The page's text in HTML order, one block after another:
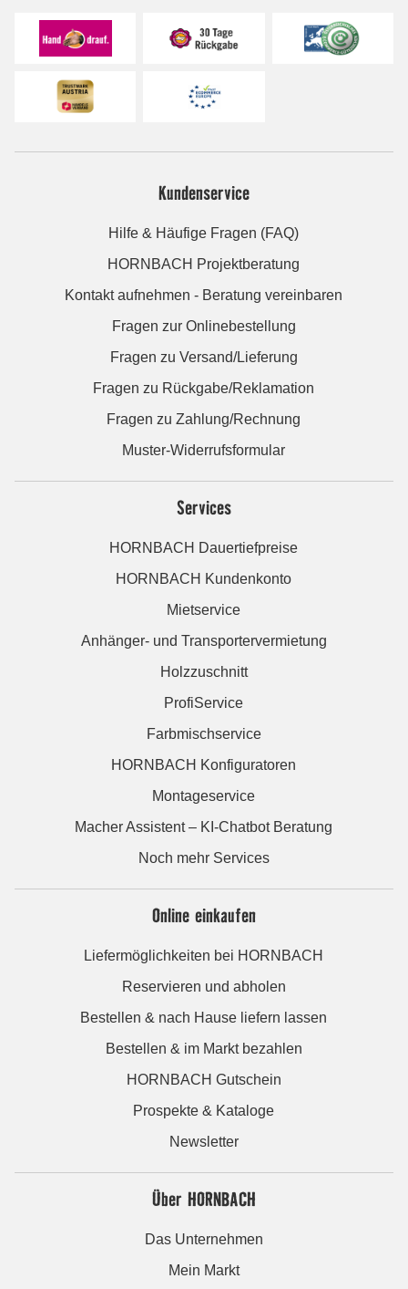
Kundenservice
Hilfe & Häufige Fragen (FAQ)
HORNBACH Projektberatung
Kontakt aufnehmen - Beratung vereinbaren
Fragen zur Onlinebestellung
Fragen zu Versand/Lieferung
Fragen zu Rückgabe/Reklamation
Fragen zu Zahlung/Rechnung
Muster-Widerrufsformular
Services
HORNBACH Dauertiefpreise
HORNBACH Kundenkonto
Mietservice
Anhänger- und Transportervermietung
Holzzuschnitt
ProfiService
Farbmischservice
HORNBACH Konfiguratoren
Montageservice
Macher Assistent – KI-Chatbot Beratung
Noch mehr Services
Online einkaufen
Liefermöglichkeiten bei HORNBACH
Reservieren und abholen
Bestellen & nach Hause liefern lassen
Bestellen & im Markt bezahlen
HORNBACH Gutschein
Prospekte & Kataloge
Newsletter
Über HORNBACH
Das Unternehmen
Mein Markt